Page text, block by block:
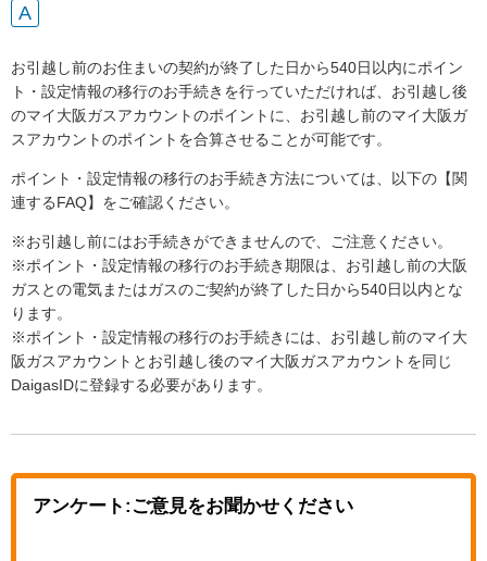
お引越し前のお住まいの契約が終了した日から540日以内にポイン
ト・設定情報の移行のお手続きを行っていただければ、お引越し後
のマイ大阪ガスアカウントのポイントに、お引越し前のマイ大阪ガ
スアカウントのポイントを合算させることが可能です。
ポイント・設定情報の移行のお手続き方法については、以下の【関
連するFAQ】をご確認ください。
※お引越し前にはお手続きができませんので、ご注意ください。
※ポイント・設定情報の移行のお手続き期限は、お引越し前の大阪
ガスとの電気またはガスのご契約が終了した日から540日以内とな
ります。
※ポイント・設定情報の移行のお手続きには、お引越し前のマイ大
阪ガスアカウントとお引越し後のマイ大阪ガスアカウントを同じ
DaigasIDに登録する必要があります。
アンケート:ご意見をお聞かせください